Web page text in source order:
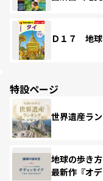
Ｄ１７ 地
特設ページ
世界遺産ラ
地球の歩き
最新作『オデ